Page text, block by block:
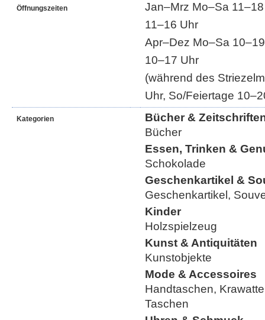
Öffnungszeiten
Jan–Mrz Mo–Sa
11–16 Uhr
Apr–Dez Mo–Sa
10–17 Uhr
(während des
Uhr, So/Feiertage
Kategorien
Bücher &
Bücher
Essen, Trinken &
Schokolade
Geschenkartikel &
Geschenkartikel,
Kinder
Holzspielzeug
Kunst & Antiquitäten
Kunstobjekte
Mode & Accessoires
Handtaschen,
Taschen